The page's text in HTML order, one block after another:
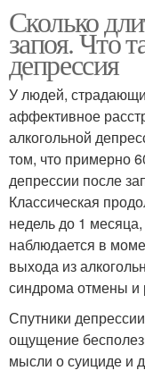
Сколько
запоя. Что
депрессия
У людей,
аффективное
алкогольной
том, что примерно
депрессии после
Классическая
недель до 1
наблюдается в
выхода из
синдрома отмены и
Спутники
ощущение
мысли о суициде и